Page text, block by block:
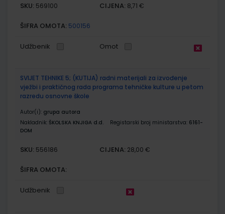
SKU: 569100 CIJENA: 8,71 €
ŠIFRA OMOTA: 500156
Udžbenik Omot
SVIJET TEHNIKE 5; (KUTIJA) radni materijali za izvođenje
vježbi i praktičnog rada programa tehničke kulture u petom
razredu osnovne škole
Autor(i): grupa autora
Nakladnik: ŠKOLSKA KNJIGA d.d. Registarski broj ministarstva: 6161-
DOM
SKU: 556186 CIJENA: 28,00 €
ŠIFRA OMOTA:
Udžbenik